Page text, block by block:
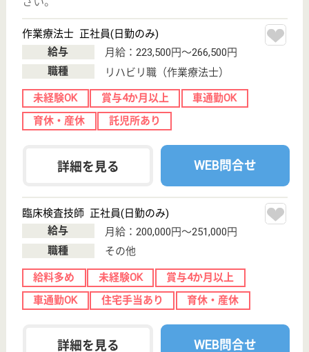
サービス計画に基づいて療養上の管理、看護、医学的
管理の下における介護、その他の世話及び機能訓練、
び人格を尊重し、その有する能力に応じ、自立した日
常生活を営むことができるようサービスの提供に努め
ます。
介護福祉士 正社員
給与
月給：181,280円〜240,220円
職種
介護職
未経験OK 賞与4か月以上
車通勤OK
育休・産休
駅徒歩10分以内
北海道循環器病院
北海道札幌市中
央区南27条西
分
病院
MSW 正社員(日勤のみ)